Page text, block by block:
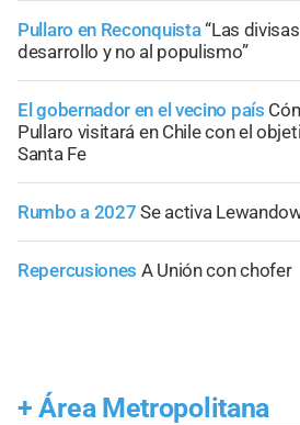
Pullaro en Reconquista“Las
desarrollo y no al populismo”
El gobernador en el vecino país
Pullaro visitará en Chile con el
Santa Fe
Rumbo a 2027 Se activa
Repercusiones A Unión con chofer
+ Área Metropolitana